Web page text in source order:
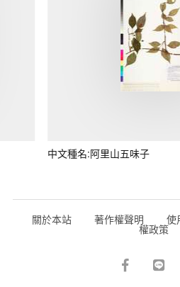
中文種名:阿里山五味子
關於本站 著作權聲明 使
權政策